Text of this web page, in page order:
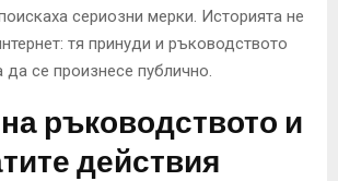
сериозни мерки. Историята не
тя принуди и ръководството
да се произнесе публично.
ръководството и
действия